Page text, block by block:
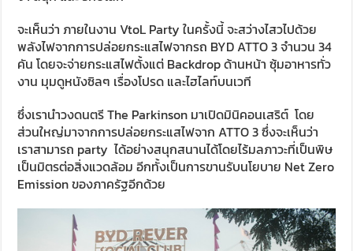
จะเห็นว่า ภายในงาน VtoL Party ในครั้งนี้ จะสว่างไสวไปด้วย
พลังไฟจากการปล่อยกระแสไฟจากรถ BYD ATTO 3 จำนวน 34
คัน โดยจะจ่ายกระแสไฟตั้งแต่ Backdrop ด้านหน้า ซุ้มอาหารทั่ว
งาน มุมดูหนังซิลๆ เรื่องโปรด และไฮไลท์บนเวที
ซึ่งเรานำวงดนตรี The Parkinson มาเปิดมินิคอนเสริต์ โดย
ส่วนใหญ่มาจากการปล่อยกระแสไฟจาก ATTO 3 ซึ่งจะเห็นว่า
เราสามารถ party ได้อย่างสนุกสนานได้โดยไร้มลภาวะที่เป็นพิษ
เป็นมิตรต่อสิ่งแวดล้อม อีกทั้งเป็นการขานรับนโยบาย Net Zero
Emission ของภาครัฐอีกด้วย